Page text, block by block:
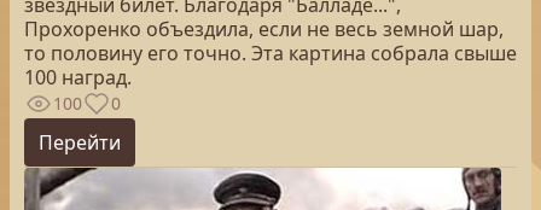
Прохоренко объездила, если не весь земной шар,
то половину его точно. Эта картина собрала свыше
100 наград.
100 0
Перейти